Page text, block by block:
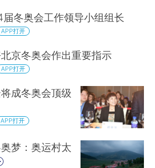
冬奥会工作领导小组组长
APP打开
京冬奥会作出重要指示
APP打开
成冬奥会顶级
APP打开
梦：奥运村太